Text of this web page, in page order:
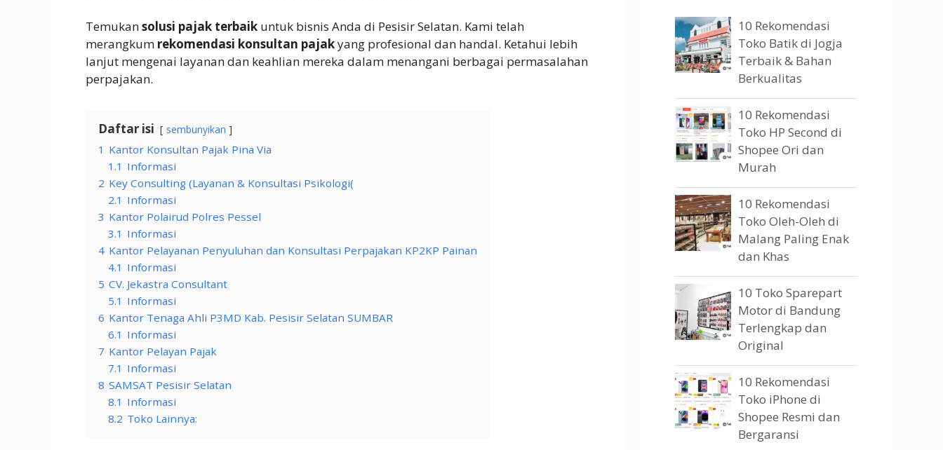
Temukansolusi pajak terbaik untuk bisnis Anda di Pesisir Selatan. Kami telah
merangkum rekomendasi konsultan pajakyang profesional dan handal. Ketahui lebih
lanjut mengenai layanan dan keahlian mereka dalam menangani berbagai permasalahan
perpajakan.
Daftar isi sembunyikan
1 Kantor Konsultan Pajak Pina Via
1.1 Informasi
2 Key Consulting (Layanan & Konsultasi Psikologi(
2.1 Informasi
3 Kantor Polairud Polres Pessel
3.1 Informasi
4 Kantor Pelayanan Penyuluhan dan Konsultasi Perpajakan KP2KP Painan
4.1 Informasi
5 CV. Jekastra Consultant
5.1 Informasi
6 Kantor Tenaga Ahli P3MD Kab. Pesisir Selatan SUMBAR
6.1 Informasi
7 Kantor Pelayan Pajak
7.1 Informasi
8 SAMSAT Pesisir Selatan
8.1 Informasi
8.2 Toko Lainnya:
10 Rekomendasi
Toko Batik di Jogja
Terbaik & Bahan
Berkualitas
10 Rekomendasi
Toko HP Second di
Shopee Ori dan
Murah
10 Rekomendasi
Toko Oleh-Oleh di
Malang Paling Enak
dan Khas
10 Toko Sparepart
Motor di Bandung
Terlengkap dan
Original
10 Rekomendasi
Toko iPhone di
Shopee Resmi dan
Bergaransi